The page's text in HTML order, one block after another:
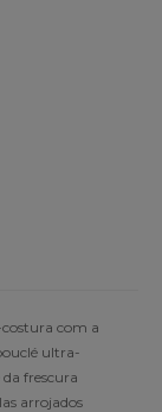
com a
ultra-
frescura
arrojados